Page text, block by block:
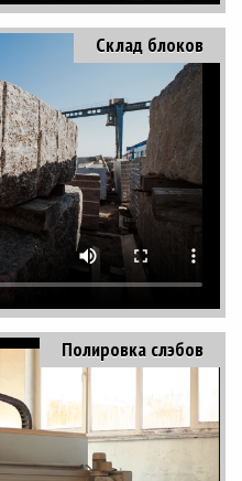
Склад блоков
Полировка слэбов